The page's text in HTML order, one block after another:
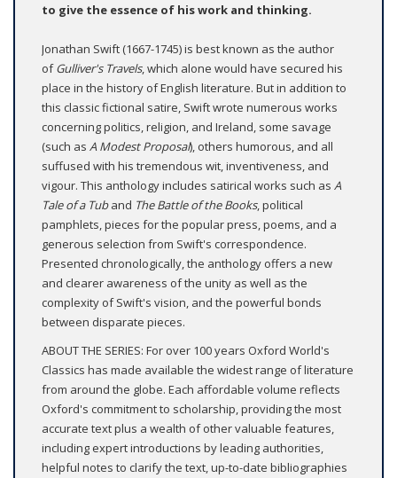
to give the essence of his work and thinking.
Jonathan Swift (1667-1745) is best known as the author
ofGulliver's Travels, which alone would have secured his
place in the history of English literature. But in addition to
this classic fictional satire, Swift wrote numerous works
concerning politics, religion, and Ireland, some savage
(such as A Modest Proposal), others humorous, and all
suffused with his tremendous wit, inventiveness, and
vigour. This anthology includes satirical works such as A
Tale of a Tuband The Battle of the Books, political
pamphlets, pieces for the popular press, poems, and a
generous selection from Swift's correspondence.
Presented chronologically, the anthology offers a new
and clearer awareness of the unity as well as the
complexity of Swift's vision, and the powerful bonds
between disparate pieces.
ABOUT THE SERIES: For over 100 years Oxford World's
Classics has made available the widest range of literature
from around the globe. Each affordable volume reflects
Oxford's commitment to scholarship, providing the most
accurate text plus a wealth of other valuable features,
including expert introductions by leading authorities,
helpful notes to clarify the text, up-to-date bibliographies